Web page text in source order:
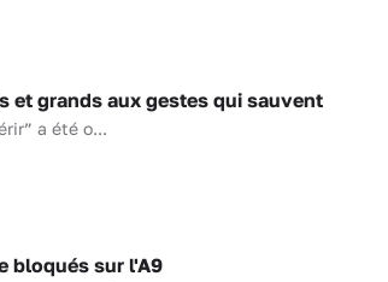
et grands aux gestes qui sauvent
a été o...
bloqués sur l'A9